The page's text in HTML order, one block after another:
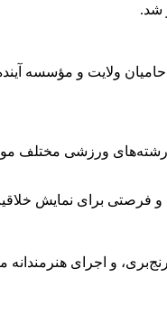
شد.
ولایت و مؤسسه
در رشته‌های ورزشی
فرصتی برای نمایش
و اجرای